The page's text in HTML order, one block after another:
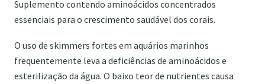
Suplemento contendo aminoácidos concentrados
essenciais para o crescimento saudável dos corais.
O uso de skimmers fortes em aquários marinhos
frequentemente leva a deficiências de aminoácidos e
esterilização da água. O baixo teor de nutrientes causa